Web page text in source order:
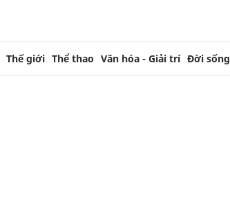
Thế giới Thể thao Văn hóa - Giải trí Đời sống